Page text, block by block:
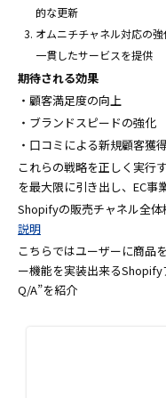
的な更新
オムニチチャネル対応の
一貫したサービスを提供
期待される効果
・顧客満足度の向上
・ブランドスピードの強化
・口コミによる新規顧客獲
これらの戦略を正しく実行
を最大限に引き出し、EC事
Shopifyの販売チャネル全体
説明
こちらではユーザーに商品
ー機能を実装出来る
Q/A”を紹介